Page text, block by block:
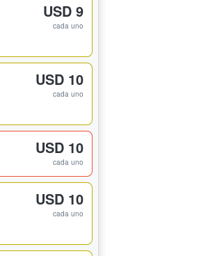
USD 9
cada uno
USD 10
cada uno
USD 10
cada uno
USD 10
cada uno